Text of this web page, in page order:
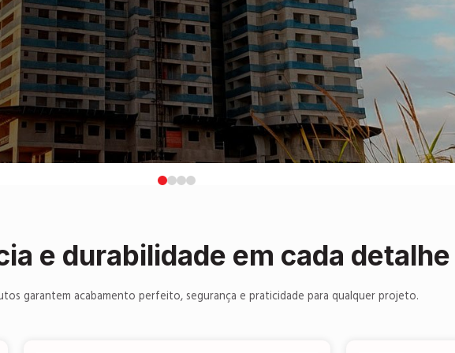
passo
01 23
e durabilidade em cada detalhe
garantem acabamento perfeito, segurança e praticidade para qualquer projeto.